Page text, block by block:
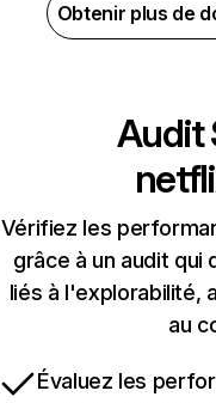
Obtenir plus de
Audit
Vérifiez les
grâce à un audit
liés à l'explorabilité,
au
Évaluez les